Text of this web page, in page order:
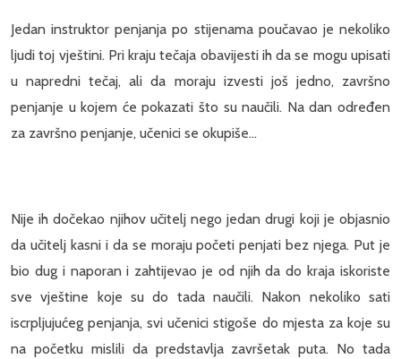
Jedan instruktor penjanja po stijenama poučavao je nekoliko
ljudi toj vještini. Pri kraju tečaja obavijesti ih da se mogu upisati
u napredni tečaj, ali da moraju izvesti još jedno, završno
penjanje u kojem će pokazati što su naučili. Na dan određen
za završno penjanje, učenici se okupiše...
Nije ih dočekao njihov učitelj nego jedan drugi koji je objasnio
da učitelj kasni i da se moraju početi penjati bez njega. Put je
bio dug i naporan i zahtijevao je od njih da do kraja iskoriste
sve vještine koje su do tada naučili. Nakon nekoliko sati
iscrpljujućeg penjanja, svi učenici stigoše do mjesta za koje su
na početku mislili da predstavlja završetak puta. No tada